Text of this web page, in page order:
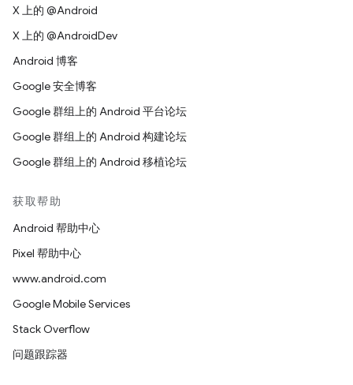
X 上的 @Android
X 上的 @AndroidDev
Android 博客
Google 安全博客
Google 群组上的 Android 平台论坛
Google 群组上的 Android 构建论坛
Google 群组上的 Android 移植论坛
获取帮助
Android 帮助中心
Pixel 帮助中心
www.android.com
Google Mobile Services
Stack Overflow
问题跟踪器